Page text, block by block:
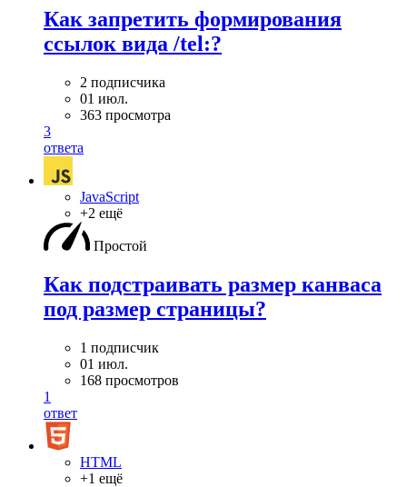
Как запретить формирования
ссылок вида /tel:?
2 подписчика
01 июл.
363 просмотра
3
ответа
JavaScript
+2 ещё
Простой
Как подстраивать размер канваса
под размер страницы?
1 подписчик
01 июл.
168 просмотров
1
ответ
HTML
+1 ещё